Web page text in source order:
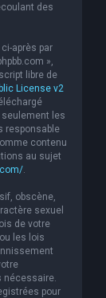
des
après par
»,
libre de
License v2
seulement les
responsable
contenu
au sujet
.
obscène,
sexuel
de votre
les lois
nécessaire.
pour